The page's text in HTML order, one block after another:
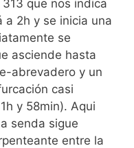
que nos indica
a 2h y se inicia una
se
asciende hasta
abrevadero y un
casi
y 58min). Aqui
senda sigue
entre la